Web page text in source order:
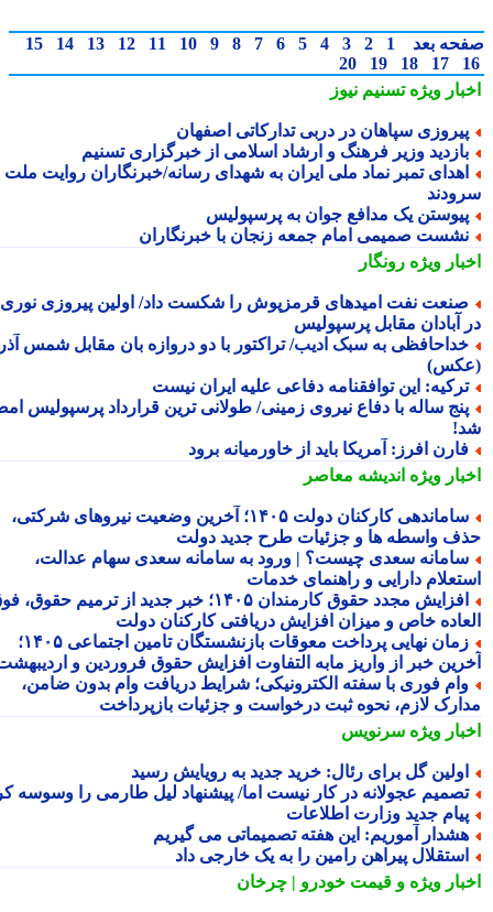
بعد 1
2
3
4
5
6
7
8
9
10
11
12
13
14
15
17
18
19
20
ویژهتسنیم نیوز
سپاهان در دربی تدارکاتی اصفهان
وزیر فرهنگ و ارشاد اسلامی از خبرگزاری تسنیم
تمبر نماد ملی ایران به شهدای رسانه/خبرنگاران روایت ملت را
یک مدافع جوان به پرسپولیس
صمیمی امام جمعه زنجان با خبرنگاران
ویژهرونگار
نفت امیدهای قرمزپوش را شکست داد/ اولین پیروزی نوری
آبادان مقابل پرسپولیس
به سبک ادیب/ تراکتور با دو دروازه بان مقابل شمس آذر
این توافقنامه دفاعی علیه ایران نیست
ساله با دفاع نیروی زمینی/ طولانی ترین قرارداد پرسپولیس امضا
افرز: آمریکا باید از خاورمیانه برود
ویژهاندیشه معاصر
ساماندهی کارکنان دولت ۱۴۰۵؛ آخرین وضعیت نیروهای شرکتی،
واسطه ها و جزئیات طرح جدید دولت
سعدی چیست؟ | ورود به سامانه سعدی سهام عدالت،
دارایی و راهنمای خدمات
افزایش مجدد حقوق کارمندان ۱۴۰۵؛ خبر جدید از ترمیم حقوق، فوق
خاص و میزان افزایش دریافتی کارکنان دولت
زمان نهایی پرداخت معوقات بازنشستگان تامین اجتماعی ۱۴۰۵؛
خبر از واریز مابه التفاوت افزایش حقوق فروردین و اردیبهشت
فوری با سفته الکترونیکی؛ شرایط دریافت وام بدون ضامن،
لازم، نحوه ثبت درخواست و جزئیات بازپرداخت
ویژهسرنویس
گل برای رئال: خرید جدید به رویایش رسید
عجولانه در کار نیست اما/ پیشنهاد لیل طارمی را وسوسه کرد
جدید وزارت اطلاعات
آموریم: این هفته تصمیماتی می گیریم
پیراهن رامین را به یک خارجی داد
ویژهو قیمت خودرو | چرخان